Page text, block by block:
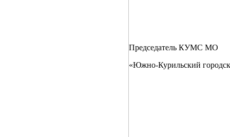
Председатель КУМС МО
«Южно-